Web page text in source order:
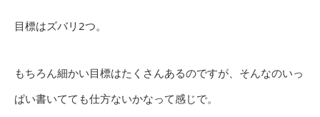
目標はズバリ2つ。
もちろん細かい目標はたくさんあるのですが、そんなのいっ
ぱい書いてても仕方ないかなって感じで。